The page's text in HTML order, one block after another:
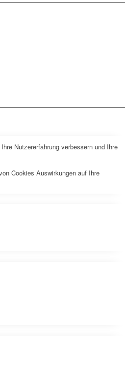
Nutzererfahrung verbessern und Ihre
Cookies Auswirkungen auf Ihre